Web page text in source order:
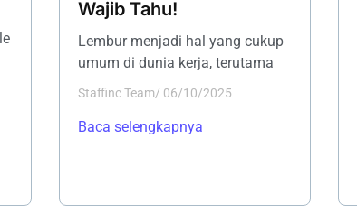
Wajib Tahu!
Lembur menjadi hal yang cukup
umum di dunia kerja, terutama
Staffinc Team/ 06/10/2025
Baca selengkapnya